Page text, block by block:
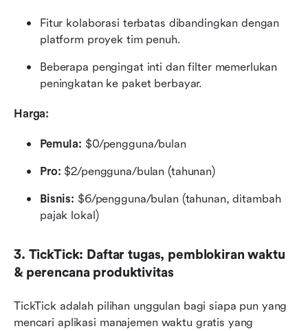
Fitur kolaborasi terbatas dibandingkan dengan
platform proyek tim penuh.
Beberapa pengingat inti dan filter memerlukan
peningkatan ke paket berbayar.
Harga:
Pemula: $0/pengguna/bulan
Pro: $2/pengguna/bulan (tahunan)
Bisnis: $6/pengguna/bulan (tahunan, ditambah
pajak lokal)
3. TickTick: Daftar tugas, pemblokiran waktu
& perencana produktivitas
TickTick adalah pilihan unggulan bagi siapa pun yang
mencari aplikasi manajemen waktu gratis yang